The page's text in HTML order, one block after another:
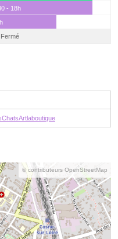
- 18h
Fermé
© contributeurs OpenStreetMap